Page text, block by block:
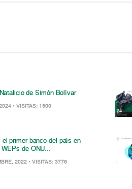
de Simón Bolívar
• VISITAS: 1500
el primer banco del país en
de ONU...
2022 • VISITAS: 3776